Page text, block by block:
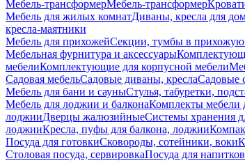
Мебель-трансформерМебель-трансформер
Мебель для жилых комнатДиваны, кресла для
кресла-маятники
Мебель для прихожейСекции, тумбы в прихожую
Мебельная фурнитура и аксессуары
мебелиКомплектующие для корпусной мебели
Садовая мебельСадовые диваны, креслаСадовые
Мебель для бани и сауныСтулья, табуретки,
Мебель для лоджии и балконаКомплекты мебели
лоджииДверцы жалюзийныеСистемы хранения
лоджииКресла, пуфы для балкона, лоджии
Посуда для готовкиСковороды, сотейники, воки
Столовая посуда, сервировкаПосуда для напитков